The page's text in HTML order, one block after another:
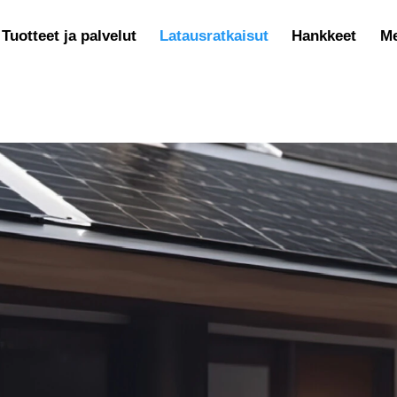
Tuotteet ja palvelut Latausratkaisut Hankkeet